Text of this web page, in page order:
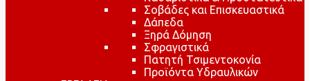
Σοβάδες και Επισκευαστικά
Δάπεδα
Ξηρά Δόμηση
Σφραγιστικά
Πατητή Τσιμεντοκονία
Προϊόντα Υδραυλικών